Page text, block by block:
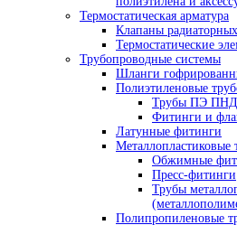
Термостатическая арматура
Клапаны
Термостатические
Трубопроводные системы
Шланги
Полиэтиленовые
Трубы ПЭ ПНД
Фитинги и
Латунные фитинги
Металлопластиковые
Обжимные
Пресс-фитинги
Трубы
Полипропиленовые